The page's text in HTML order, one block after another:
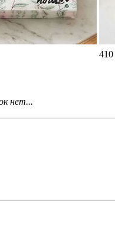
410
нет...